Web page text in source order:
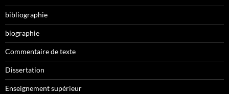
bibliographie
biographie
Commentaire de texte
Dissertation
Enseignement supérieur